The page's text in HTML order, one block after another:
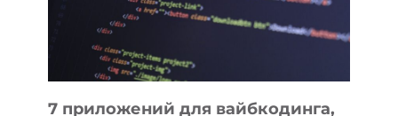
7 приложений для вайбкодинга,